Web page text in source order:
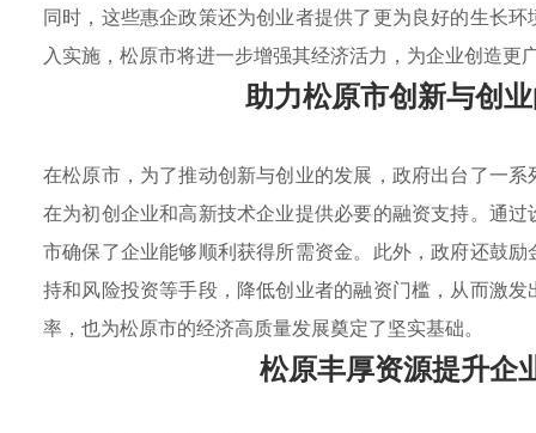
同时，这些惠企政策还为创业者提供了更为良好的生长
入实施，松原市将进一步增强其经济活力，为企业创造更
助力松原市创新与创
在松原市，为了推动创新与创业的发展，政府出台了一系
在为初创企业和高新技术企业提供必要的融资支持。通
市确保了企业能够顺利获得所需资金。此外，政府还鼓
持和风险投资等手段，降低创业者的融资门槛，从而激
率，也为松原市的经济高质量发展奠定了坚实基础。
松原丰厚资源提升企